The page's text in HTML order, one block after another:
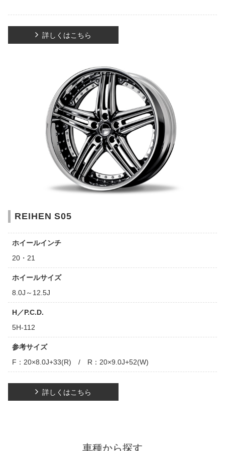
詳しくはこちら
REIHEN S05
ホイールインチ
20・21
ホイールサイズ
8.0J～12.5J
H／P.C.D.
5H-112
参考サイズ
F：20×8.0J+33(R) / R：20×9.0J+52(W)
詳しくはこちら
車種から探す